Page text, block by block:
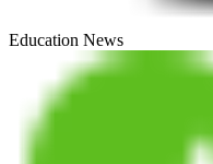
Education News